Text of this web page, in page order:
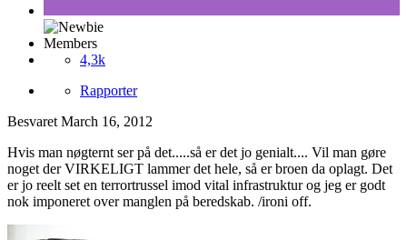
Members
4,3k
Rapporter
Besvaret March 16, 2012
Hvis man nøgternt ser på det.....så er det jo genialt.... Vil man gøre
noget der VIRKELIGT lammer det hele, så er broen da oplagt. Det
er jo reelt set en terrortrussel imod vital infrastruktur og jeg er godt
nok imponeret over manglen på beredskab. /ironi off.